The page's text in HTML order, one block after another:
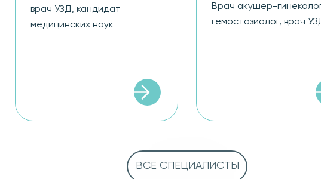
врач УЗД, кандидат
медицинских наук
Врач акушер-
гемостазиолог, врач
ВСЕ СПЕЦИАЛИСТЫ